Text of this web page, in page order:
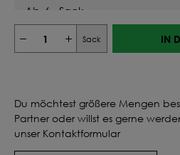
Ab 6 Sack
Ab 7 Sack
Ab 9 Sack
Sack IN
Du möchtest größere Mengen
Partner oder willst es gerne
unser Kontaktformular